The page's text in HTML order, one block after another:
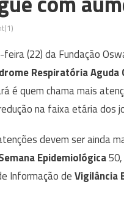
(22) da Fundação
Respiratória Aguda
é quem chama mais
na faixa etária dos
devem ser ainda
Epidemiológica
Informação deVigilância